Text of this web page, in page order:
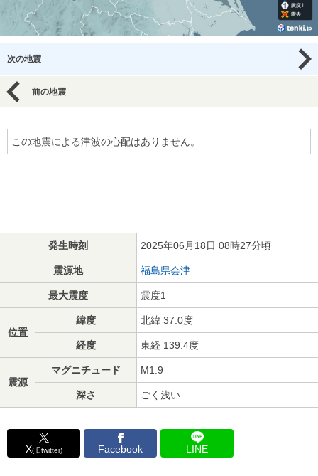
次の地震
前の地震
この地震による津波の心配はありません。
発生時刻 2025年06月18日 08時27分頃
震源地 福島県会津
最大震度 震度1
位置
緯度 北緯 37.0度
経度 東経 139.4度
震源
マグニチュード M1.9
深さ ごく浅い
X(旧twitter) Facebook LINE